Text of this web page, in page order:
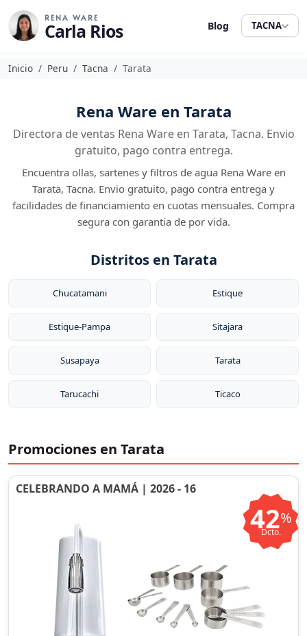
RENA WARE
Carla Rios Blog TACNA
Inicio Peru Tacna Tarata
Rena Ware en Tarata
Directora de ventas Rena Ware en Tarata, Tacna. Envio
gratuito, pago contra entrega.
Encuentra ollas, sartenes y filtros de agua Rena Ware en
Tarata, Tacna. Envio gratuito, pago contra entrega y
facilidades de financiamiento en cuotas mensuales. Compra
segura con garantia de por vida.
Distritos en Tarata
Chucatamani Estique
Estique-Pampa Sitajara
Susapaya Tarata
Tarucachi Ticaco
Promociones en Tarata
CELEBRANDO A MAMÁ | 2026 - 16
42%
Dcto.